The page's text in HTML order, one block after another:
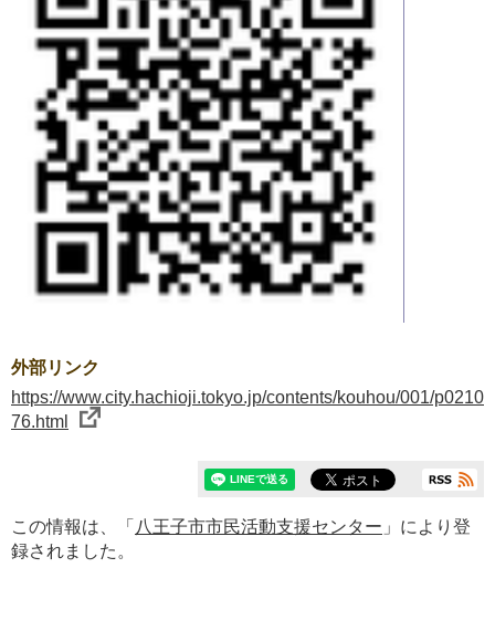
外部リンク
https://www.city.hachioji.tokyo.jp/contents/kouhou/001/p0210
76.html
この情報は、「 八王子市市民活動支援センター 」により登
録されました。